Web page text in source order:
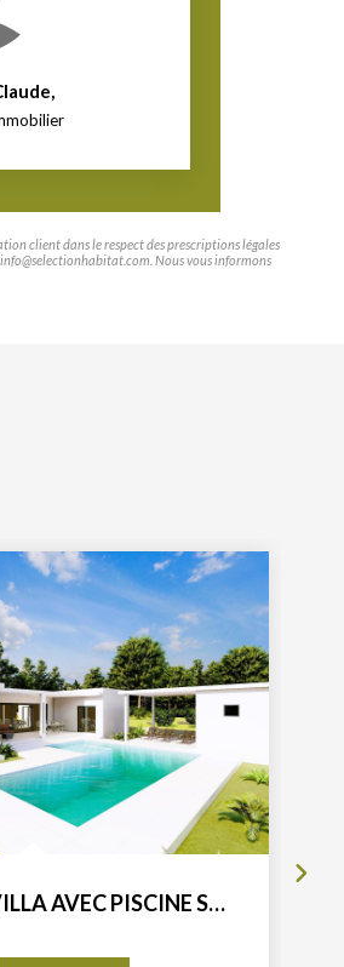
,
client dans le respect des prescriptions légales
Nous vous informons
A CONSTRUIRE VILLA AVEC PISCINE SUR 730m2 DE TERRAIN SITUEE...